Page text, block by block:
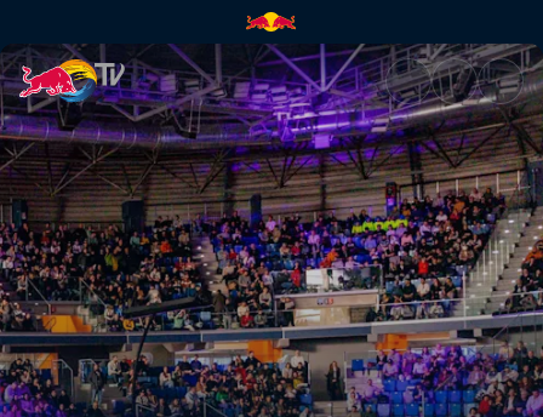
Finale – Valladolid | Red Bull